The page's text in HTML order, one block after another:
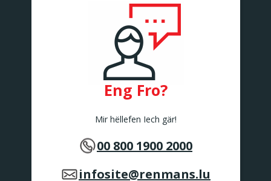
Eng Fro?
Mir hëllefen Iech gär!
00 800 1900 2000
infosite@renmans.lu